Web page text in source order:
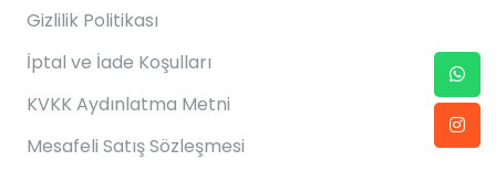
Gizlilik Politikası
İptal ve İade Koşulları
KVKK Aydınlatma Metni
Mesafeli Satış Sözleşmesi